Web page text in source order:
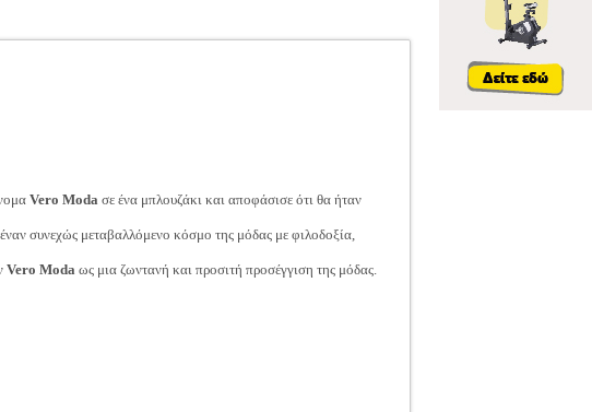
Vero Moda σε ένα μπλουζάκι και αποφάσισε ότι θα ήταν
συνεχώς μεταβαλλόμενο κόσμο της μόδας με φιλοδοξία,
Vero Moda ως μια ζωντανή και προσιτή προσέγγιση της μόδας.